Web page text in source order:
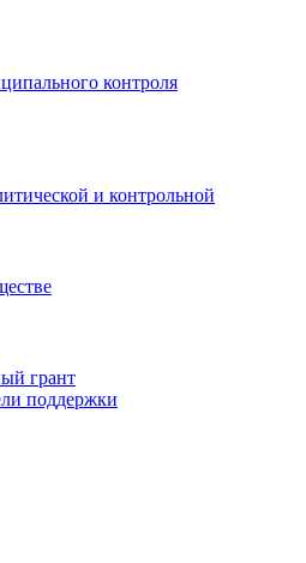
контроля
и контрольной
грант
поддержки